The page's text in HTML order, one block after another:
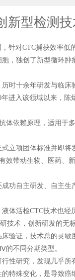
新型检测
针对CTC捕获效率
，独创了新型循环
时十余年研发与临
进入该领域以来，
体依赖原理，适用于
立项团体标准并即
效带动生物、医药、
功自主研发、自主
体活检CTC技术也经
技术，创新研发的
验证，技术总的灵
的不同分期类型。
性研究，发现几乎
特殊变化，是导致